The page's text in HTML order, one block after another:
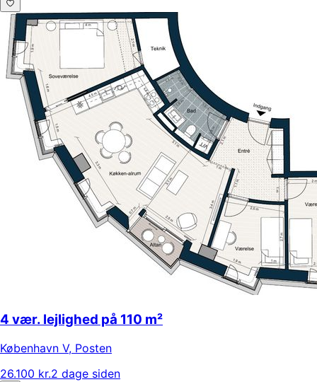
4 vær. lejlighed på 110 m²
København V, Posten
26.100 kr.2 dage siden